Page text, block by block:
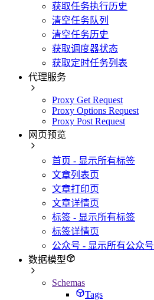
获取任务执行历史
清空任务队列
清空任务历史
获取调度器状态
获取定时任务列表
代理服务
Proxy Get Request
Proxy Options Request
Proxy Post Request
网页预览
首页 - 显示所有标签
文章列表页
文章打印页
文章详情页
标签 - 显示所有标签
标签详情页
公众号 - 显示所有公众号
数据模型
Schemas
Tags